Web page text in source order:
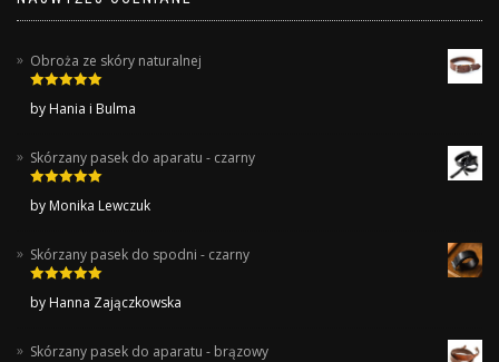
Obroża ze skóry naturalnej
of 5
by Hania i Bulma
Skórzany pasek do aparatu - czarny
of 5
by Monika Lewczuk
Skórzany pasek do spodni - czarny
of 5
by Hanna Zajączkowska
Skórzany pasek do aparatu - brązowy